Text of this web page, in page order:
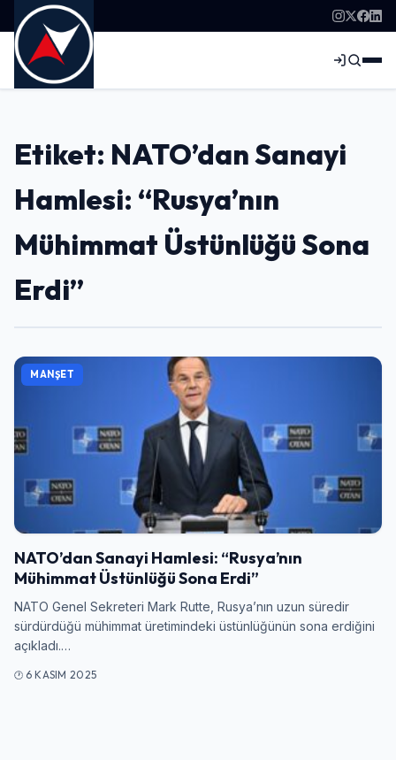
Etiket: NATO’dan Sanayi
Hamlesi: “Rusya’nın
Mühimmat Üstünlüğü Sona
Erdi”
MANŞET
NATO’dan Sanayi Hamlesi: “Rusya’nın
Mühimmat Üstünlüğü Sona Erdi”
NATO Genel Sekreteri Mark Rutte, Rusya’nın uzun süredir
sürdürdüğü mühimmat üretimindeki üstünlüğünün sona erdiğini
açıkladı.…
6 KASIM 2025
Kullanıcı Adı veya E-posta
Şifre
Beni Hatırla